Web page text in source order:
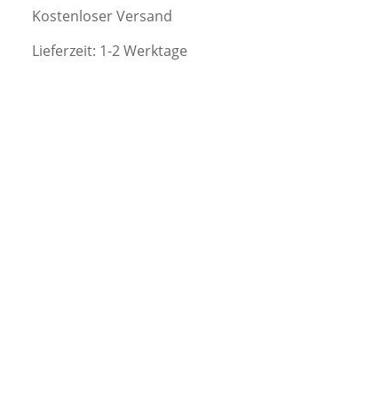
Kostenloser Versand
Lieferzeit: 1-2 Werktage